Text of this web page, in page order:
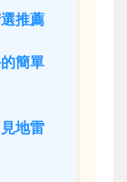
推薦
簡單
地雷